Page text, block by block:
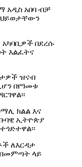
አዲስ አበባ ብቻ
ህይወታቸውን
አካባቢዎች በደረሱ
እልፈትና
ዝናብ
በየዓመቱ
ክልል እና
ኢትዮጵያ
ለእርዳታ
ላይ